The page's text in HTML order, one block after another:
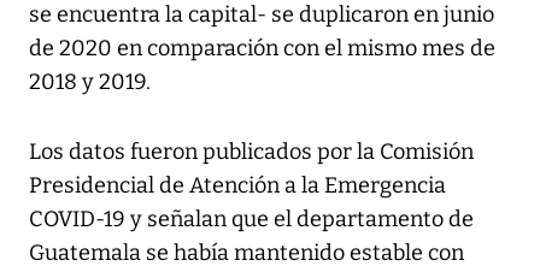
se encuentra la capital- se duplicaron en junio
de 2020 en comparación con el mismo mes de
2018 y 2019.
Los datos fueron publicados por la Comisión
Presidencial de Atención a la Emergencia
COVID-19 y señalan que el departamento de
Guatemala se había mantenido estable con